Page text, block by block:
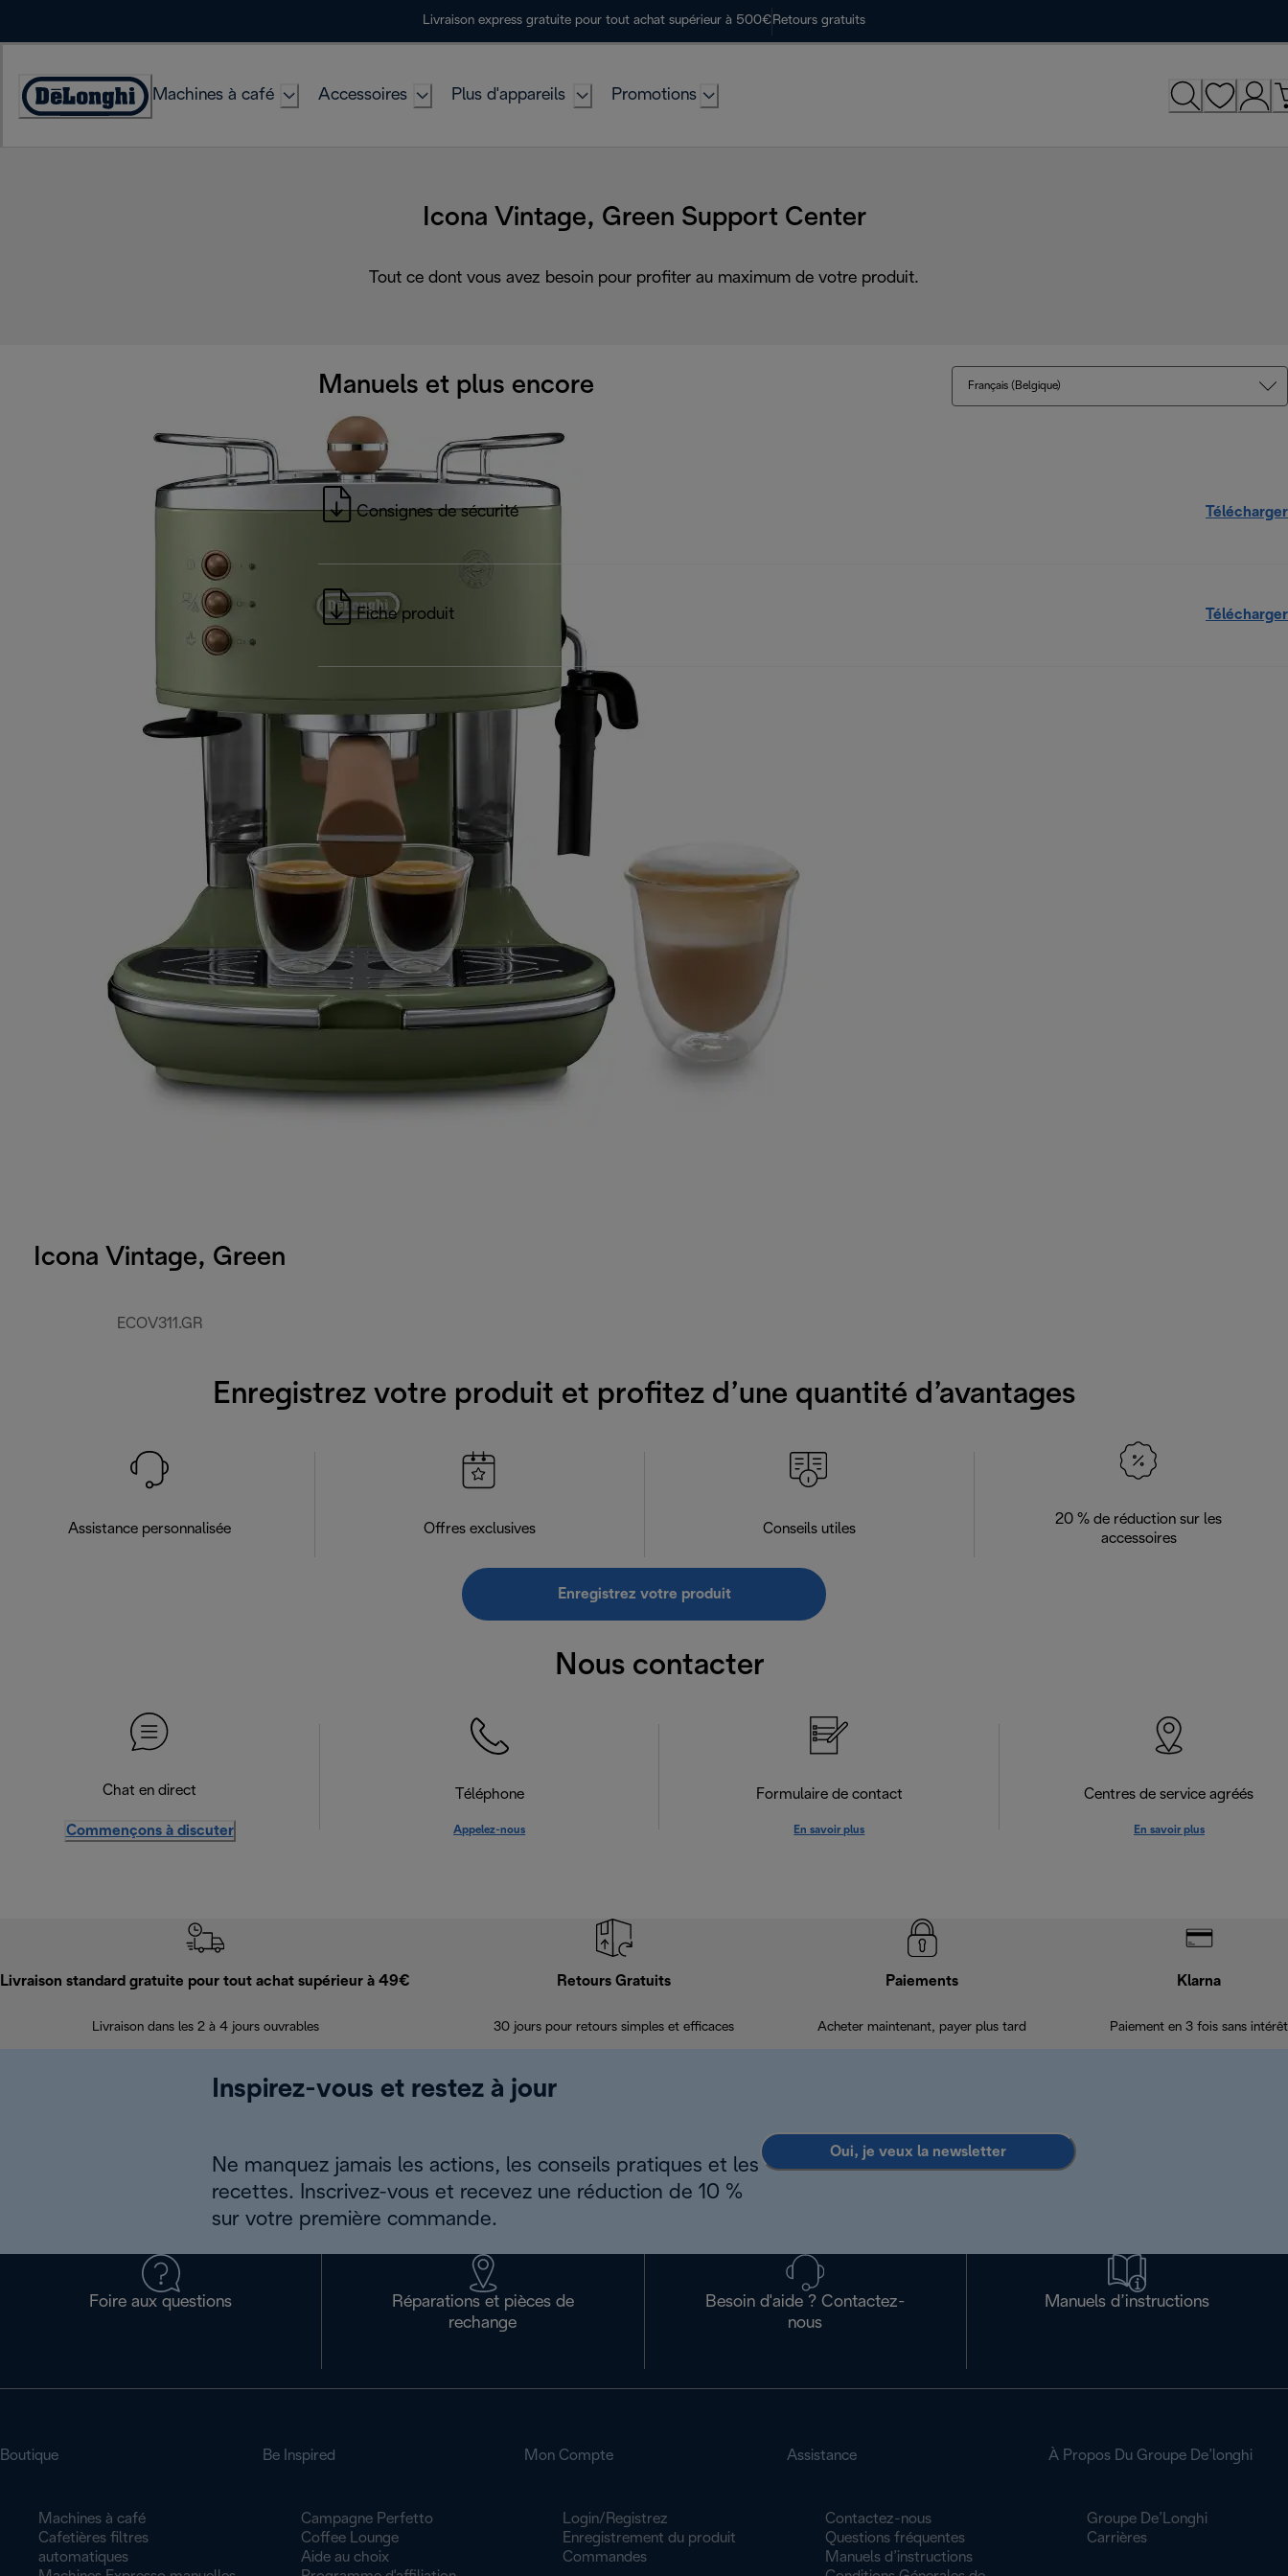
Livraison express gratuite pour tout achat supérieur à 500€ Retours gratuits
Déclaration
Machines à café Accessoires Plus d'appareils Promotions
Icona Vintage, Green Support Center
Tout ce dont vous avez besoin pour profiter au maximum de votre produit.
Icona Vintage, Green
ECOV311.GR
Manuels et plus encore Français (Belgique)
Consignes de sécurité Télécharger
Fiche produit Télécharger
Enregistrez votre produit et profitez d’une quantité d’avantages
Assistance personnalisée Offres exclusives Conseils utiles
20 % de réduction sur les
accessoires
Enregistrez votre produit
Nous contacter
Chat en direct
Commençons à discuter
Téléphone
Appelez-nous
Formulaire de contact
En savoir plus
Centres de service agréés
En savoir plus
Livraison standard gratuite pour tout achat supérieur à 49€
Livraison dans les 2 à 4 jours ouvrables
Retours Gratuits
30 jours pour retours simples et efficaces
Paiements
Acheter maintenant, payer plus tard
Klarna
Paiement en 3 fois sans intérêt
Inspirez-vous et restez à jour
Ne manquez jamais les actions, les conseils pratiques et les
recettes. Inscrivez-vous et recevez une réduction de 10 %
sur votre première commande.
Oui, je veux la newsletter
Foire aux questions
Réparations et pièces de
rechange
Besoin d'aide ? Contactez-
nous
Manuels d’instructions
Boutique
Machines à café
Cafetières filtres
automatiques
Be Inspired
Campagne Perfetto
Coffee Lounge
Aide au choix
Mon Compte
Login/Registrez
Enregistrement du produit
Commandes
Assistance
Contactez-nous
Questions fréquentes
Manuels d’instructions
À Propos Du Groupe De’longhi
Groupe De’Longhi
Carrières